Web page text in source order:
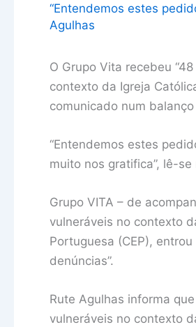
“Entendemos estes
Agulhas
O Grupo Vita recebeu
contexto da Igreja
comunicado num
“Entendemos estes
muito nos gratifica”, lê-
Grupo VITA – de
vulneráveis no contexto
Portuguesa (CEP),
denúncias”.
Rute Agulhas informa
vulneráveis no contexto